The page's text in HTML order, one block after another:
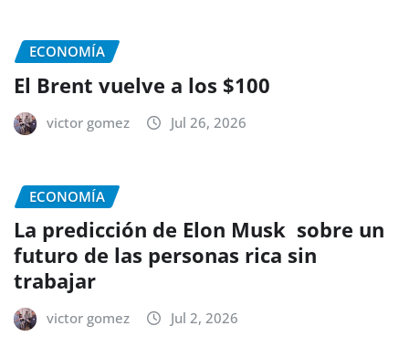
ECONOMÍA
El Brent vuelve a los $100
victor gomez Jul 26, 2026
ECONOMÍA
La predicción de Elon Musk sobre un
futuro de las personas rica sin
trabajar
victor gomez Jul 2, 2026